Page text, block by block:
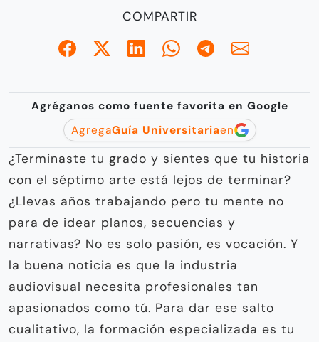
COMPARTIR
Agréganos como fuente favorita en Google
AgregaGuía Universitariaen
¿Terminaste tu grado y sientes que tu historia
con el séptimo arte está lejos de terminar?
¿Llevas años trabajando pero tu mente no
para de idear planos, secuencias y
narrativas? No es solo pasión, es vocación. Y
la buena noticia es que la industria
audiovisual necesita profesionales tan
apasionados como tú. Para dar ese salto
cualitativo, la formación especializada es tu